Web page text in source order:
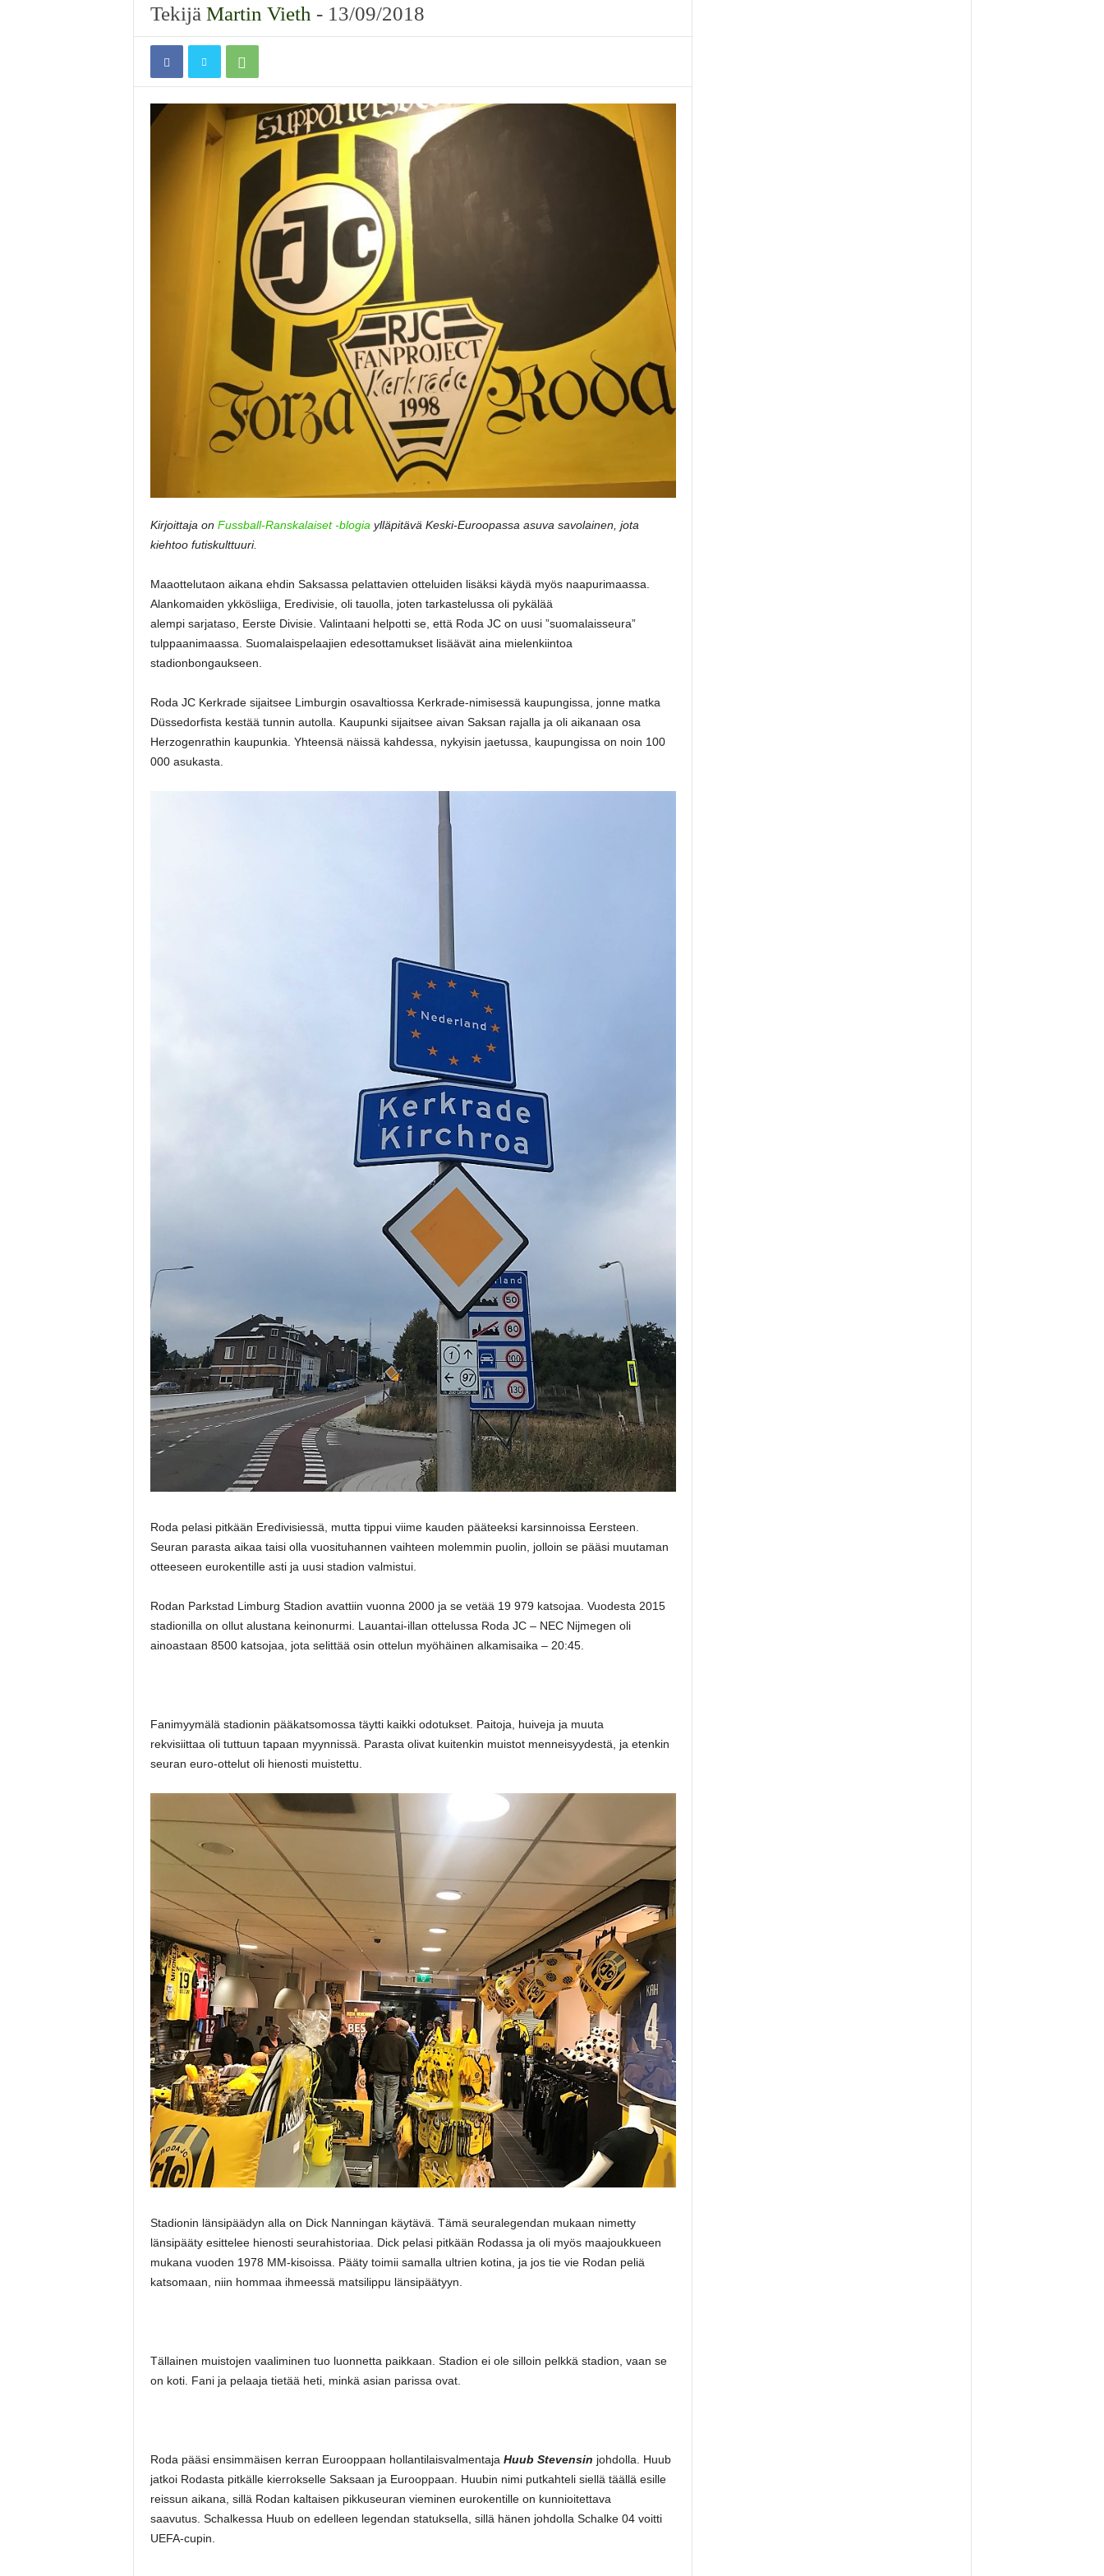
Tekijä Martin Vieth - 13/09/2018
Kirjoittaja on Fussball-Ranskalaiset -blogia ylläpitävä Keski-Euroopassa asuva savolainen, jota
kiehtoo futiskulttuuri.
Maaottelutaon aikana ehdin Saksassa pelattavien otteluiden lisäksi käydä myös naapurimaassa.
Alankomaiden ykkösliiga, Eredivisie, oli tauolla, joten tarkastelussa oli pykälää
alempi sarjataso, Eerste Divisie. Valintaani helpotti se, että Roda JC on uusi ”suomalaisseura”
tulppaanimaassa. Suomalaispelaajien edesottamukset lisäävät aina mielenkiintoa
stadionbongaukseen.
Roda JC Kerkrade sijaitsee Limburgin osavaltiossa Kerkrade-nimisessä kaupungissa, jonne matka
Düssedorfista kestää tunnin autolla. Kaupunki sijaitsee aivan Saksan rajalla ja oli aikanaan osa
Herzogenrathin kaupunkia. Yhteensä näissä kahdessa, nykyisin jaetussa, kaupungissa on noin 100
000 asukasta.
Roda pelasi pitkään Eredivisiessä, mutta tippui viime kauden pääteeksi karsinnoissa Eersteen.
Seuran parasta aikaa taisi olla vuosituhannen vaihteen molemmin puolin, jolloin se pääsi muutaman
otteeseen eurokentille asti ja uusi stadion valmistui.
Rodan Parkstad Limburg Stadion avattiin vuonna 2000 ja se vetää 19 979 katsojaa. Vuodesta 2015
stadionilla on ollut alustana keinonurmi. Lauantai-illan ottelussa Roda JC – NEC Nijmegen oli
ainoastaan 8500 katsojaa, jota selittää osin ottelun myöhäinen alkamisaika – 20:45.
Fanimyymälä stadionin pääkatsomossa täytti kaikki odotukset. Paitoja, huiveja ja muuta
rekvisiittaa oli tuttuun tapaan myynnissä. Parasta olivat kuitenkin muistot menneisyydestä, ja etenkin
seuran euro-ottelut oli hienosti muistettu.
Stadionin länsipäädyn alla on Dick Nanningan käytävä. Tämä seuralegendan mukaan nimetty
länsipääty esittelee hienosti seurahistoriaa. Dick pelasi pitkään Rodassa ja oli myös maajoukkueen
mukana vuoden 1978 MM-kisoissa. Pääty toimii samalla ultrien kotina, ja jos tie vie Rodan peliä
katsomaan, niin hommaa ihmeessä matsilippu länsipäätyyn.
Tällainen muistojen vaaliminen tuo luonnetta paikkaan. Stadion ei ole silloin pelkkä stadion, vaan se
on koti. Fani ja pelaaja tietää heti, minkä asian parissa ovat.
Roda pääsi ensimmäisen kerran Eurooppaan hollantilaisvalmentaja Huub Stevensin johdolla. Huub
jatkoi Rodasta pitkälle kierrokselle Saksaan ja Eurooppaan. Huubin nimi putkahteli siellä täällä esille
reissun aikana, sillä Rodan kaltaisen pikkuseuran vieminen eurokentille on kunnioitettava
saavutus. Schalkessa Huub on edelleen legendan statuksella, sillä hänen johdolla Schalke 04 voitti
UEFA-cupin.